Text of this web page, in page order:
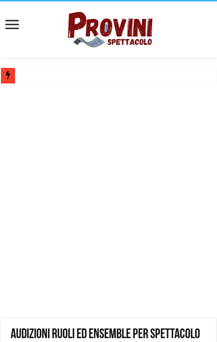
Audizioni Ruoli ed Ensemble per Spettacolo